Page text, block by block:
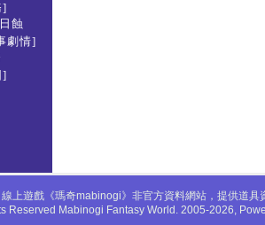
]
蝕
劇情]
]
上遊戲《瑪奇mabinogi》非官方資料網站，提供道
Reserved Mabinogi Fantasy World. 2005-2026,